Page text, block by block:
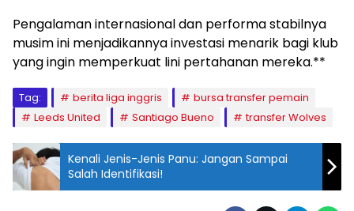
Pengalaman internasional dan performa stabilnya
musim ini menjadikannya investasi menarik bagi klub
yang ingin memperkuat lini pertahanan mereka.**
Tag: berita liga inggris
bursa transfer pemain
Leeds United
Santiago Bueno transfer Wolves
Kenali Jenis-Jenis Panu: Jangan Sampai
Salah Identifikasi!